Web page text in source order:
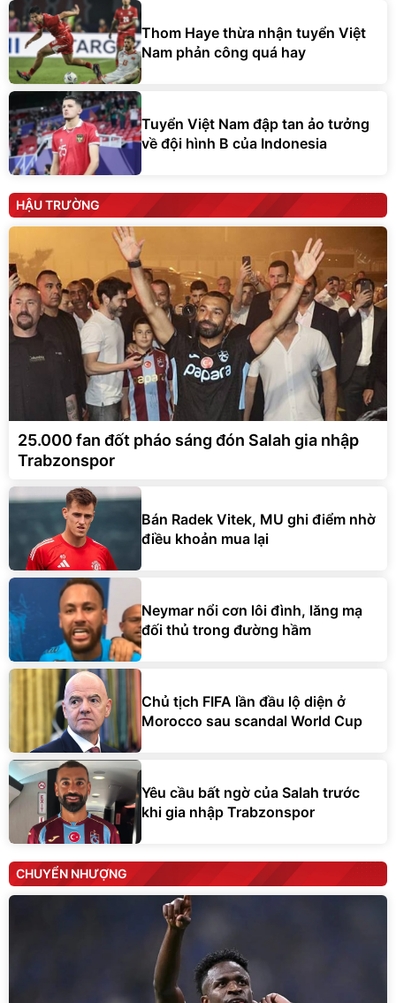
Thom Haye thừa nhận tuyển Việt
Nam phản công quá hay
Tuyển Việt Nam đập tan ảo tưởng
về đội hình B của Indonesia
HẬU TRƯỜNG
25.000 fan đốt pháo sáng đón Salah gia nhập
Trabzonspor
Bán Radek Vitek, MU ghi điểm nhờ
điều khoản mua lại
Neymar nổi cơn lôi đình, lăng mạ
đối thủ trong đường hầm
Chủ tịch FIFA lần đầu lộ diện ở
Morocco sau scandal World Cup
Yêu cầu bất ngờ của Salah trước
khi gia nhập Trabzonspor
CHUYỂN NHƯỢNG